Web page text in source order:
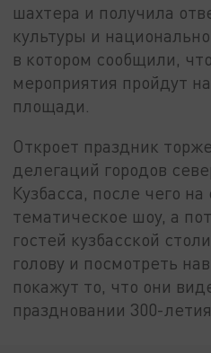
шахтера и получила
культуры и
в котором сообщили,
мероприятия пройдут
площади.
Откроет праздник
делегаций городов
Кузбасса, после чего
тематическое шоу, а
гостей кузбасской
голову и посмотреть
покажут то, что они
праздновании 300-летия